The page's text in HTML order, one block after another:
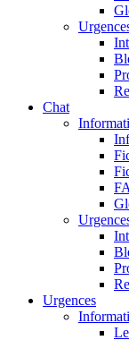
Chat
Urgences